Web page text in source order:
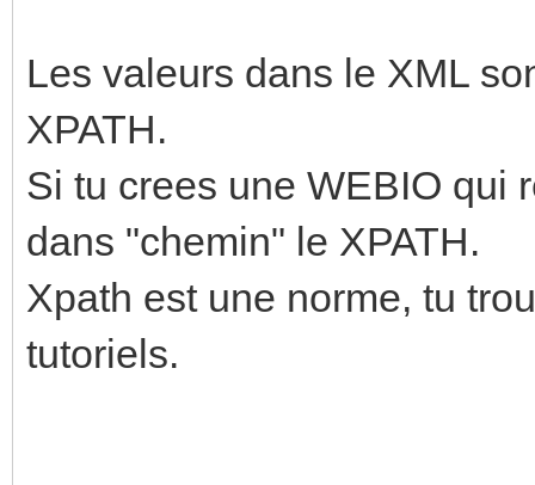
Les valeurs dans le XML
XPATH.
Si tu crees une WEBIO qui
dans "chemin" le XPATH.
Xpath est une norme, tu
tutoriels.